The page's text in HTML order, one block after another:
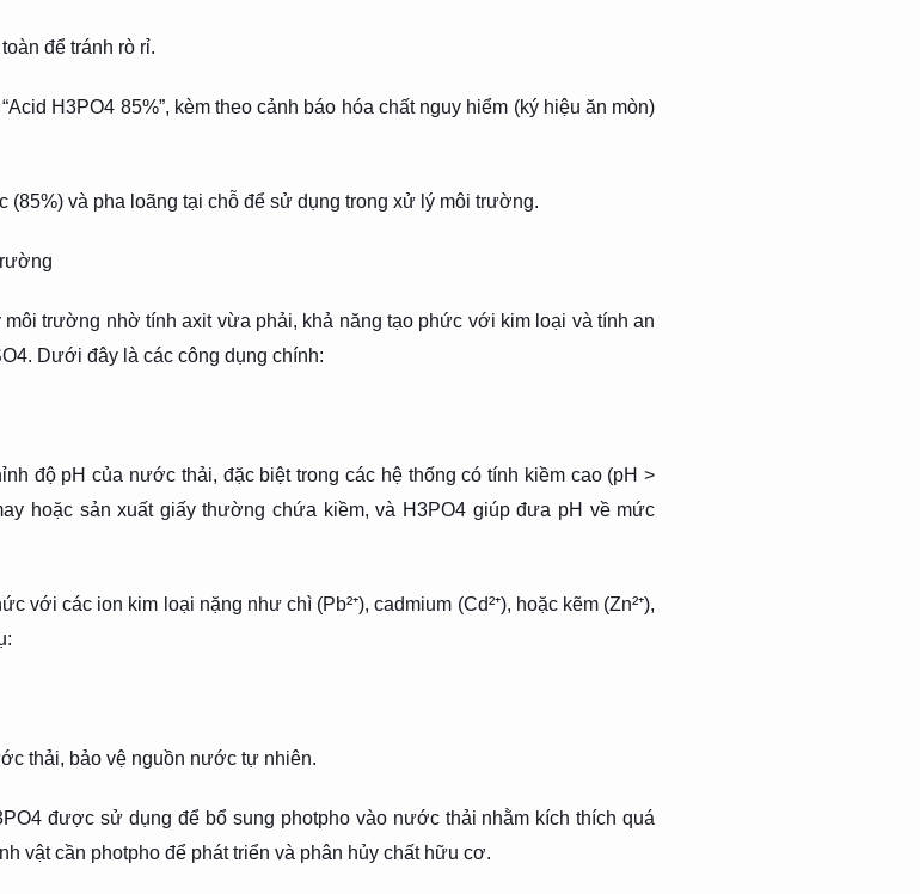
để tránh rò rỉ.
H3PO4 85%”, kèm theo cảnh báo hóa chất nguy hiểm (ký hiệu ăn mòn)
và pha loãng tại chỗ để sử dụng trong xử lý môi trường.
trường nhờ tính axit vừa phải, khả năng tạo phức với kim loại và tính an
Dưới đây là các công dụng chính:
độ pH của nước thải, đặc biệt trong các hệ thống có tính kiềm cao (pH >
hoặc sản xuất giấy thường chứa kiềm, và H3PO4 giúp đưa pH về mức
với các ion kim loại nặng như chì (Pb²⁺), cadmium (Cd²⁺), hoặc kẽm (Zn²⁺),
thải, bảo vệ nguồn nước tự nhiên.
được sử dụng để bổ sung photpho vào nước thải nhằm kích thích quá
vật cần photpho để phát triển và phân hủy chất hữu cơ.